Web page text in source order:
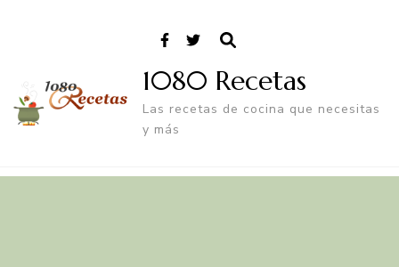
1080 Recetas
Las recetas de cocina que necesitas
y más